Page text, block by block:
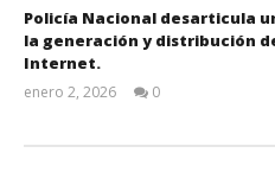
Policía Nacional desarticula
la generación y distribución
Internet.
enero 2, 2026
0